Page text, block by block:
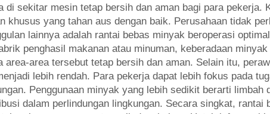
di sekitar mesin tetap bersih dan aman bagi para pekerja.
khusus yang tahan aus dengan baik. Perusahaan tidak
lainnya adalah rantai bebas minyak beroperasi
penghasil makanan atau minuman, keberadaan
area tersebut tetap bersih dan aman. Selain itu,
lebih rendah. Para pekerja dapat lebih fokus pada
Penggunaan minyak yang lebih sedikit berarti
dalam perlindungan lingkungan. Secara singkat,